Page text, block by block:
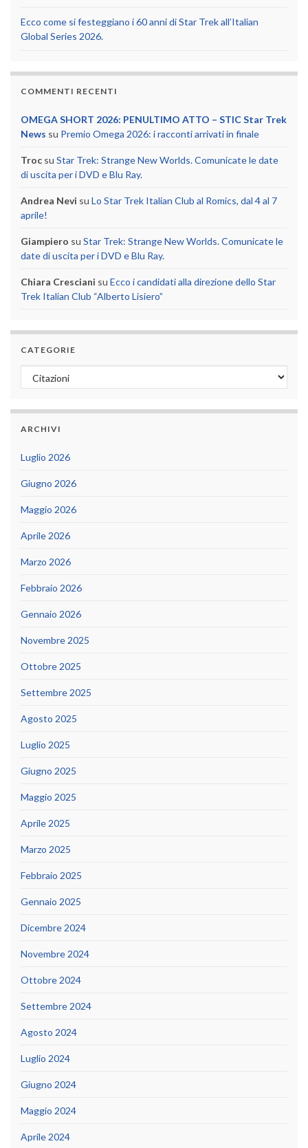
Ecco come si festeggiano i 60 anni di Star Trek all’Italian
Global Series 2026.
COMMENTI RECENTI
OMEGA SHORT 2026: PENULTIMO ATTO – STIC Star Trek
News su Premio Omega 2026: i racconti arrivati in finale
Troc su Star Trek: Strange New Worlds. Comunicate le date
di uscita per i DVD e Blu Ray.
Andrea Nevi su Lo Star Trek Italian Club al Romics, dal 4 al 7
aprile!
Giampiero su Star Trek: Strange New Worlds. Comunicate le
date di uscita per i DVD e Blu Ray.
Chiara Cresciani su Ecco i candidati alla direzione dello Star
Trek Italian Club “Alberto Lisiero”
CATEGORIE
Categorie
ARCHIVI
Luglio 2026
Giugno 2026
Maggio 2026
Aprile 2026
Marzo 2026
Febbraio 2026
Gennaio 2026
Novembre 2025
Ottobre 2025
Settembre 2025
Agosto 2025
Luglio 2025
Giugno 2025
Maggio 2025
Aprile 2025
Marzo 2025
Febbraio 2025
Gennaio 2025
Dicembre 2024
Novembre 2024
Ottobre 2024
Settembre 2024
Agosto 2024
Luglio 2024
Giugno 2024
Maggio 2024
Aprile 2024